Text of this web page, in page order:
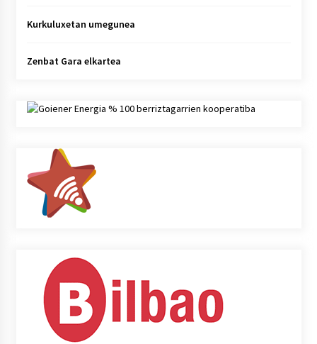
Kurkuluxetan umegunea
Zenbat Gara elkartea